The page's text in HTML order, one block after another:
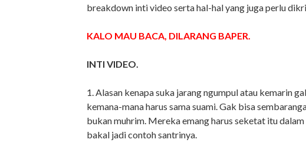
breakdown inti video serta hal-hal yang juga perlu
KALO MAU BACA, DILARANG BAPER.
INTI VIDEO.
1. Alasan kenapa suka jarang ngumpul atau kemarin
kemana-mana harus sama suami. Gak bisa
bukan muhrim. Mereka emang harus seketat itu
bakal jadi contoh santrinya.